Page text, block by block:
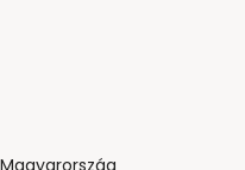
Magyarország